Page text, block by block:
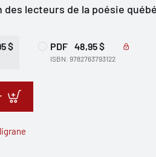
des lecteurs de la poésie
$ PDF 48,95 $
ISBN: 9782763793122